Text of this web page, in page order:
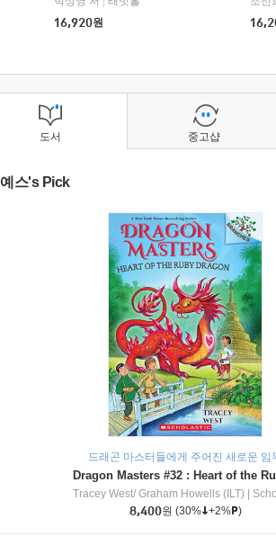
16,920원
도서
예스's Pick
드래곤 마스터들에게 주어진 새로운 임
Tracey West/ Graham Howells (ILT)
8,400원 (30% +2% )
중고샵